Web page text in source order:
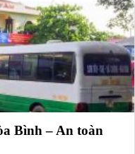
Bình – An toàn